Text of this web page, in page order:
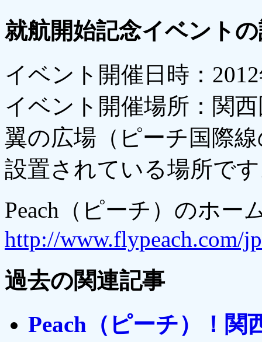
就航開始記念イベント
イベント開催日時：
イベント開催場所：関
翼の広場（ピーチ国際
設置されている場所で
Peach（ピーチ）のホー
http://www.flypeach.com/
過去の関連記事
Peach（ピーチ）！関